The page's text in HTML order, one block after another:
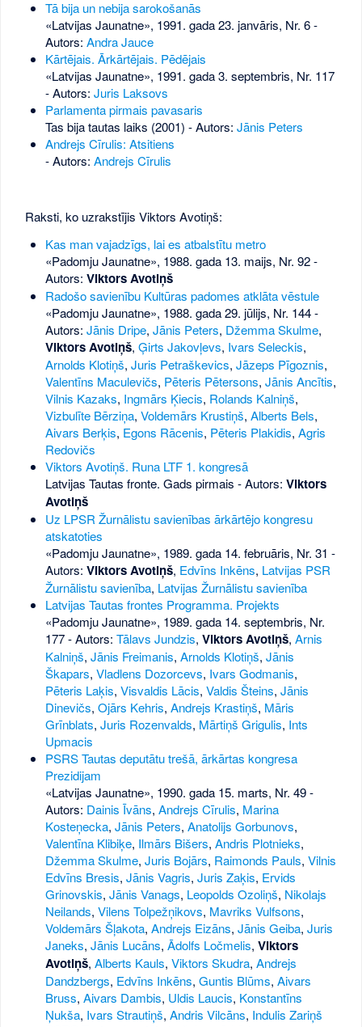
Tā bija un nebija sarokošanās
«Latvijas Jaunatne», 1991. gada 23. janvāris, Nr. 6-
Autors: Andra Jauce
Kārtējais. Ārkārtējais. Pēdējais
«Latvijas Jaunatne», 1991. gada 3. septembris, Nr. 117
- Autors: Juris Laksovs
Parlamenta pirmais pavasaris
Tas bija tautas laiks (2001) - Autors: Jānis Peters
Andrejs Cīrulis: Atsitiens
- Autors: Andrejs Cīrulis
Raksti, ko uzrakstījis Viktors Avotiņš:
Kas man vajadzīgs, lai es atbalstītu metro
«Padomju Jaunatne», 1988. gada 13. maijs, Nr. 92-
Autors: Viktors Avotiņš
Radošo savienību Kultūras padomes atklāta vēstule
«Padomju Jaunatne», 1988. gada 29. jūlijs, Nr. 144-
Autors: Jānis Dripe, Jānis Peters, Džemma Skulme,
Viktors Avotiņš, Ģirts Jakovļevs, Ivars Seleckis,
Arnolds Klotiņš, Juris Petraškevics, Jāzeps Pīgoznis,
Valentīns Maculevičs, Pēteris Pētersons, Jānis Ancītis,
Vilnis Kazaks, Ingmārs Ķiecis, Rolands Kalniņš,
Vizbulīte Bērziņa, Voldemārs Krustiņš, Alberts Bels,
Aivars Berķis, Egons Rācenis, Pēteris Plakidis, Agris
Redovičs
Viktors Avotiņš. Runa LTF 1. kongresā
Latvijas Tautas fronte. Gads pirmais - Autors: Viktors
Avotiņš
Uz LPSR Žurnālistu savienības ārkārtējo kongresu
atskatoties
«Padomju Jaunatne», 1989. gada 14. februāris, Nr. 31 -
Autors: Viktors Avotiņš, Edvīns Inkēns, Latvijas PSR
Žurnālistu savienība, Latvijas Žurnālistu savienība
Latvijas Tautas frontes Programma. Projekts
«Padomju Jaunatne», 1989. gada 14. septembris, Nr.
177- Autors: Tālavs Jundzis, Viktors Avotiņš, Arnis
Kalniņš, Jānis Freimanis, Arnolds Klotiņš, Jānis
Škapars, Vladlens Dozorcevs, Ivars Godmanis,
Pēteris Laķis, Visvaldis Lācis, Valdis Šteins, Jānis
Dinevičs, Ojārs Kehris, Andrejs Krastiņš, Māris
Grīnblats, Juris Rozenvalds, Mārtiņš Grigulis, Ints
Upmacis
PSRS Tautas deputātu trešā, ārkārtas kongresa
Prezidijam
«Latvijas Jaunatne», 1990. gada 15. marts, Nr. 49-
Autors: Dainis Īvāns, Andrejs Cīrulis, Marina
Kosteņecka, Jānis Peters, Anatolijs Gorbunovs,
Valentīna Klibiķe, Ilmārs Bišers, Andris Plotnieks,
Džemma Skulme, Juris Bojārs, Raimonds Pauls, Vilnis
Edvīns Bresis, Jānis Vagris, Juris Zaķis, Ervids
Grinovskis, Jānis Vanags, Leopolds Ozoliņš, Nikolajs
Neilands, Vilens Tolpežņikovs, Mavriks Vulfsons,
Voldemārs Šļakota, Andrejs Eizāns, Jānis Geiba, Juris
Janeks, Jānis Lucāns, Ādolfs Ločmelis, Viktors
Avotiņš, Alberts Kauls, Viktors Skudra, Andrejs
Dandzbergs, Edvīns Inkēns, Guntis Blūms, Aivars
Bruss, Aivars Dambis, Uldis Laucis, Konstantīns
Ņukša, Ivars Strautiņš, Andris Vilcāns, Indulis Zariņš